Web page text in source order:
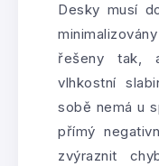
Desky musí
řešeny tak,
vlhkostní
sobě nemá u
přímý
zvýraznit